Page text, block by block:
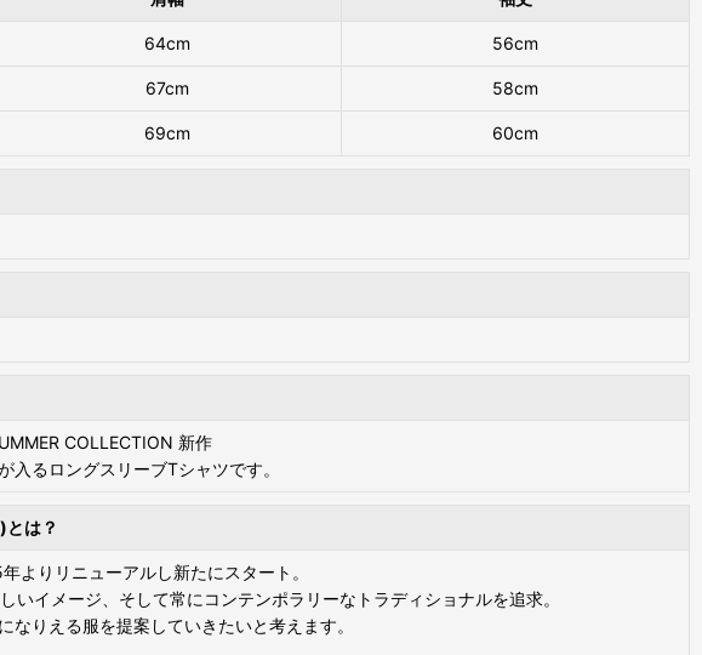
64cm 56cm
67cm 58cm
69cm 60cm
COLLECTION 新作
入るロングスリーブTシャツです。
は？
よりリニューアルし新たにスタート。
イメージ、そして常にコンテンポラリーなトラディショナルを追求。
りえる服を提案していきたいと考えます。